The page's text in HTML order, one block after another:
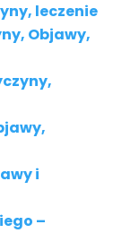
leczenie
Objawy,
i
–